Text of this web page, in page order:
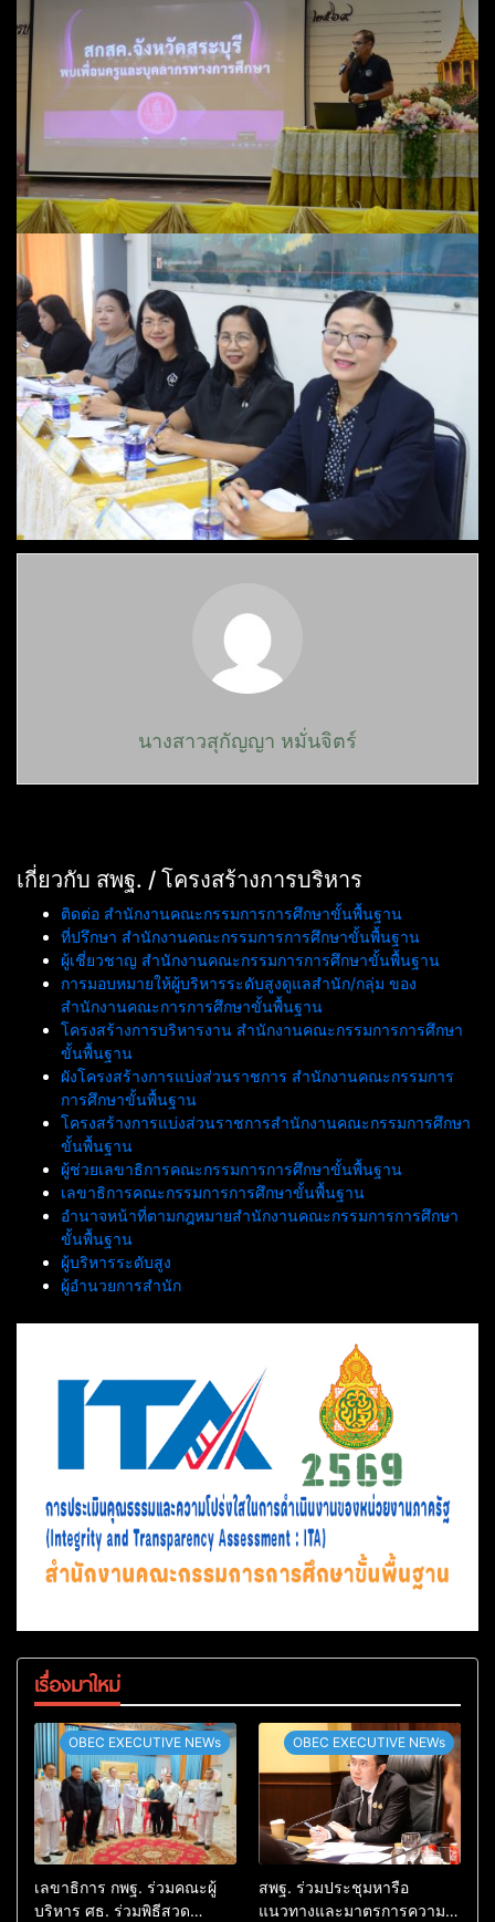
นางสาวสุกัญญา หมั่นจิตร์
เกี่ยวกับ สพฐ. / โครงสร้างการบริหาร
ติดต่อ สำนักงานคณะกรรมการการศึกษาขั้นพื้นฐาน
ที่ปรึกษา สำนักงานคณะกรรมการการศึกษาขั้นพื้นฐาน
ผู้เชี่ยวชาญ สำนักงานคณะกรรมการการศึกษาขั้นพื้นฐาน
การมอบหมายให้ผู้บริหารระดับสูงดูแลสำนัก/กลุ่ม ของ
สำนักงานคณะการการศึกษาขั้นพื้นฐาน
โครงสร้างการบริหารงาน สำนักงานคณะกรรมการการศึกษา
ขั้นพื้นฐาน
ผังโครงสร้างการแบ่งส่วนราชการ สำนักงานคณะกรรมการ
การศึกษาขั้นพื้นฐาน
โครงสร้างการแบ่งส่วนราชการสำนักงานคณะกรรมการศึกษา
ขั้นพื้นฐาน
ผู้ช่วยเลขาธิการคณะกรรมการการศึกษาขั้นพื้นฐาน
เลขาธิการคณะกรรมการการศึกษาขั้นพื้นฐาน
อำนาจหน้าที่ตามกฎหมายสำนักงานคณะกรรมการการศึกษา
ขั้นพื้นฐาน
ผู้บริหารระดับสูง
ผู้อำนวยการสำนัก
เรื่องมาใหม่
OBEC EXECUTIVE NEWs
เลขาธิการ กพฐ. ร่วมคณะผู้
บริหาร ศธ. ร่วมพิธีสวด
OBEC EXECUTIVE NEWs
สพฐ. ร่วมประชุมหารือ
แนวทางและมาตรการความ